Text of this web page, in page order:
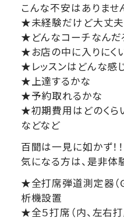
こんな不安はありませ
★未経験だけど大丈夫
★どんなコーチなんだろ
★お店の中に入りにく
★レッスンはどんな感
★上達するかな
★予約取れるかな
★初期費用はどのくら
などなど
百聞は一見に如かず！！
気になる方は、是非体
★全打席弾道測定器（
析機設置
★全５打席（内、左右打